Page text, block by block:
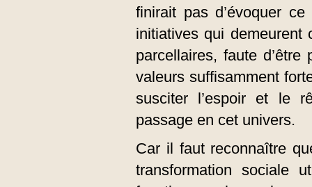
finirait pas d’évoquer
initiatives qui demeurent
parcellaires, faute
valeurs suffisamment
susciter l’espoir et le
passage en cet univers.
Car il faut reconnaître
transformation sociale